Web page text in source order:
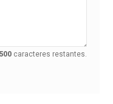
500 caracteres restantes.